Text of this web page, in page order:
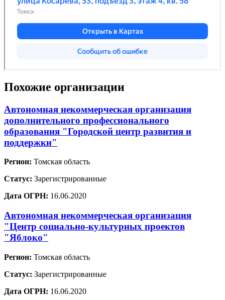
Похожие организации
Автономная некоммерческая организация
дополнительного профессионального
образования "Городской центр развития и
поддержки"
Регион: Томская область
Статус: Зарегистрированные
Дата ОГРН: 16.06.2020
Автономная некоммерческая организация
"Центр социально-культурных проектов
"Яблоко"
Регион: Томская область
Статус: Зарегистрированные
Дата ОГРН: 16.06.2020